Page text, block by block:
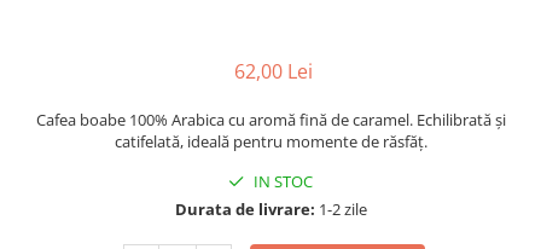
62,00 Lei
Cafea boabe 100% Arabica cu aromă fină de caramel. Echilibrată și
catifelată, ideală pentru momente de răsfăț.
IN STOC
Durata de livrare: 1-2 zile